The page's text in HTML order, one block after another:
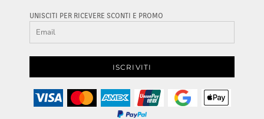
UNISCITI PER RICEVERE SCONTI E PROMO
ISCRIVITI